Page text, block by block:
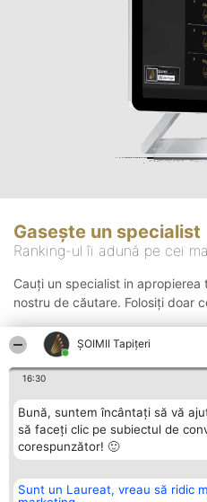
ȘOIMII Tapițeri
16:30
Bună, suntem încântați să vă
să faceți clic pe subiectul de
corespunzător! 🙂
Sunt un Laureat, vreau să ridic
Gasește un specialist
Ranking-ul îi adună pe cei
Cauți un specialist in apropierea
nostru de căutare. Folosiți doar
Organizator Ranking